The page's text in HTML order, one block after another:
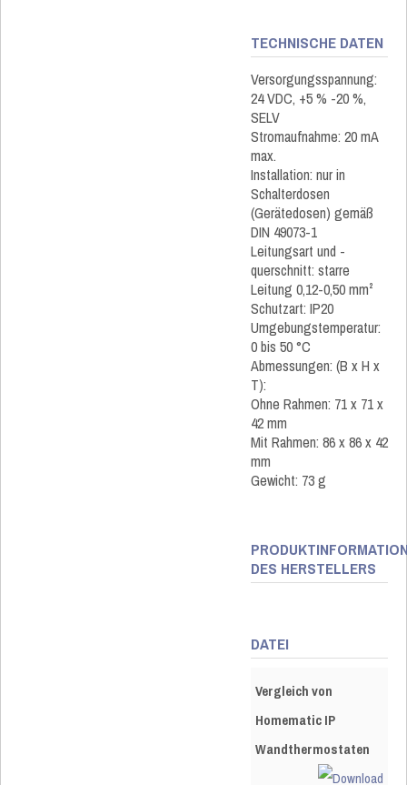
TECHNISCHE DATEN
Versorgungsspannung:
24 VDC, +5 % -20 %,
SELV
Stromaufnahme: 20 mA
max.
Installation: nur in
Schalterdosen
(Gerätedosen) gemäß
DIN 49073-1
Leitungsart und -
querschnitt: starre
Leitung 0,12-0,50 mm²
Schutzart: IP20
Umgebungstemperatur:
0 bis 50 °C
Abmessungen: (B x H x
T):
Ohne Rahmen: 71 x 71 x
42 mm
Mit Rahmen: 86 x 86 x 42
mm
Gewicht: 73 g
DES HERSTELLERS
DATEI
Vergleich von
Homematic IP
Wandthermostaten